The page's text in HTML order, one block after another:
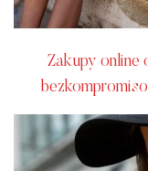
Zakupy online